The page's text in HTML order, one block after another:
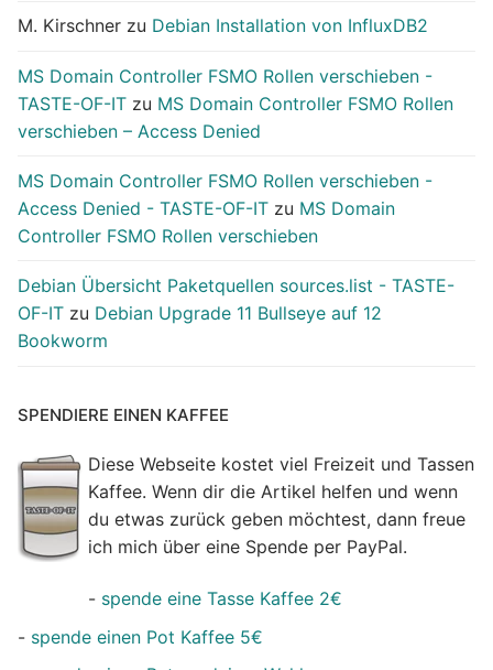
M. Kirschner zu Debian Installation von InfluxDB2
MS Domain Controller FSMO Rollen verschieben -
TASTE-OF-IT zu MS Domain Controller FSMO Rollen
verschieben – Access Denied
MS Domain Controller FSMO Rollen verschieben -
Access Denied - TASTE-OF-IT zu MS Domain
Controller FSMO Rollen verschieben
Debian Übersicht Paketquellen sources.list - TASTE-
OF-IT zu Debian Upgrade 11 Bullseye auf 12
Bookworm
SPENDIERE EINEN KAFFEE
Diese Webseite kostet viel Freizeit und Tassen
Kaffee. Wenn dir die Artikel helfen und wenn
du etwas zurück geben möchtest, dann freue
ich mich über eine Spende per PayPal.
- spende eine Tasse Kaffee 2€
- spende einen Pot Kaffee 5€